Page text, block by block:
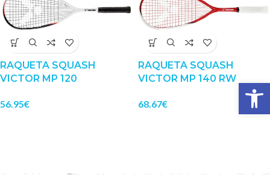
RAQUETA SQUASH
VICTOR MP 120
56.95€
RAQUETA SQUASH
VICTOR MP 140 RW
68.67€
Abrir